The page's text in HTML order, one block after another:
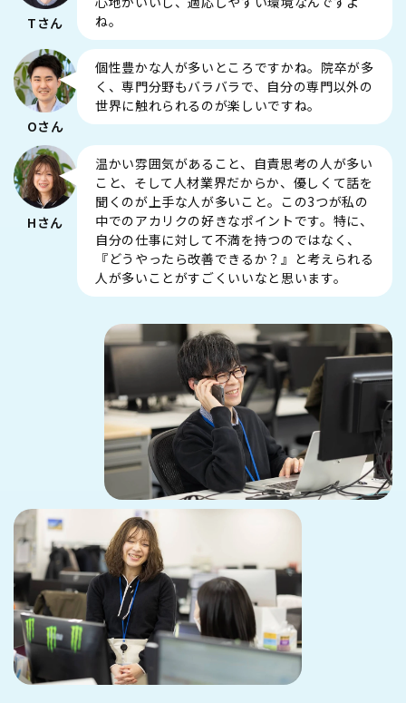
Tさん
ね。
Oさん
個性豊かな人が多いところですかね。院卒が多
く、専門分野もバラバラで、自分の専門以外の
世界に触れられるのが楽しいですね。
Hさん
温かい雰囲気があること、自責思考の人が多い
こと、そして人材業界だからか、優しくて話を
聞くのが上手な人が多いこと。この3つが私の
中でのアカリクの好きなポイントです。特に、
自分の仕事に対して不満を持つのではなく、
『どうやったら改善できるか？』と考えられる
人が多いことがすごくいいなと思います。